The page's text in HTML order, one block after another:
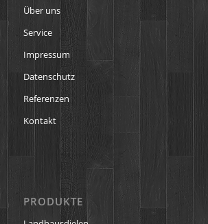
Über uns
Service
Impressum
Datenschutz
Referenzen
Kontakt
PRODUKTE